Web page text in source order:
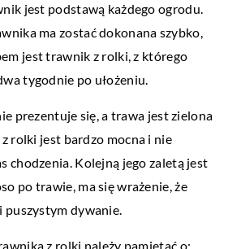
jest podstawą każdego ogrodu.
ma zostać dokonana szybko,
jest trawnik z rolki, z którego
tygodnie po ułożeniu.
prezentuje się, a trawa jest zielona
z rolki jest bardzo mocna i nie
chodzenia. Kolejną jego zaletą jest
po trawie, ma się wrażenie, że
puszystym dywanie.
z rolki należy pamiętać o: